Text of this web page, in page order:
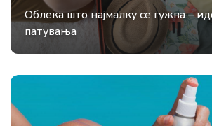
Облека што најмалку се гужва –
патувања